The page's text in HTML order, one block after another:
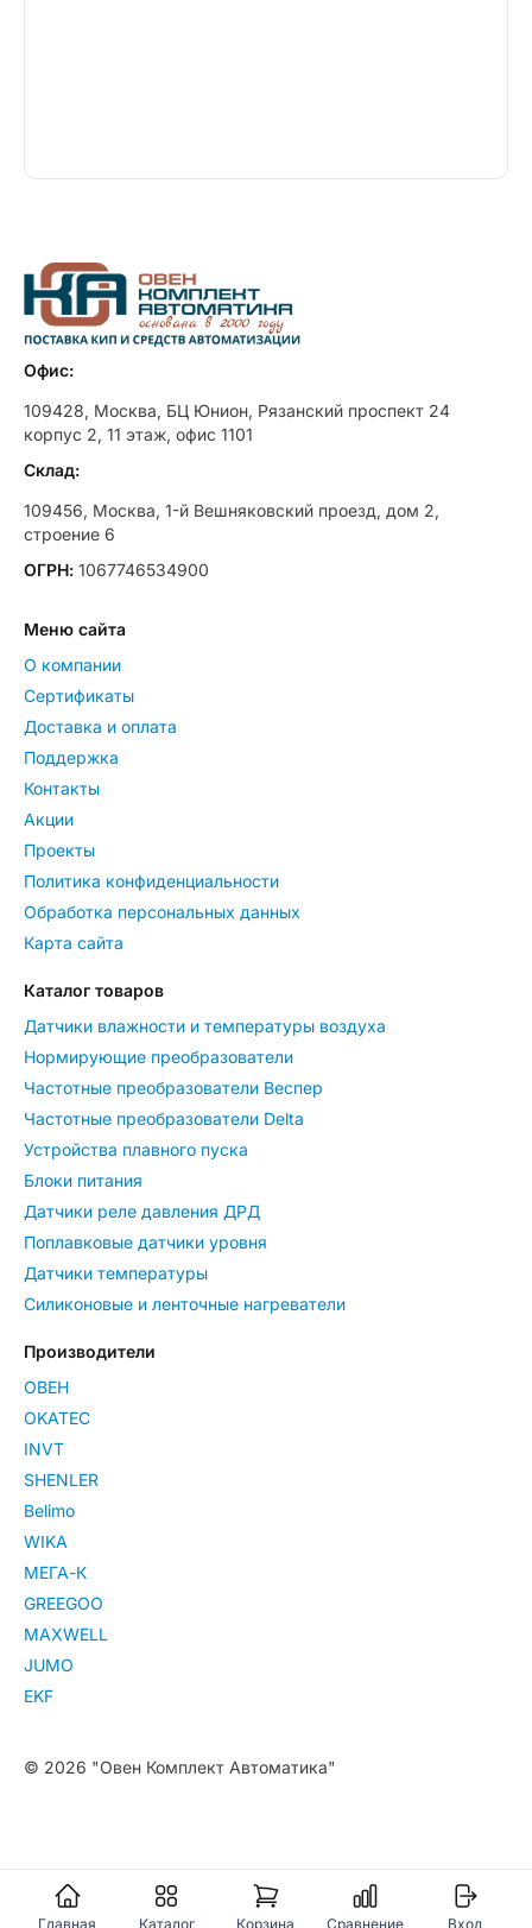
Главная Каталог Корзина Сравнение Вход
Офис:
109428, Москва, БЦ Юнион, Рязанский проспект 24
корпус 2, 11 этаж, офис 1101
Склад:
109456, Москва, 1-й Вешняковский проезд, дом 2,
строение 6
ОГРН: 1067746534900
Меню сайта
О компании
Сертификаты
Доставка и оплата
Поддержка
Контакты
Акции
Проекты
Политика конфиденциальности
Обработка персональных данных
Карта сайта
Каталог товаров
Датчики влажности и температуры воздуха
Нормирующие преобразователи
Частотные преобразователи Веспер
Частотные преобразователи Delta
Устройства плавного пуска
Блоки питания
Датчики реле давления ДРД
Поплавковые датчики уровня
Датчики температуры
Силиконовые и ленточные нагреватели
Производители
ОВЕН
OKATEC
INVT
SHENLER
Belimo
WIKA
МЕГА-К
GREEGOO
MAXWELL
JUMO
EKF
© 2026 "Овен Комплект Автоматика"